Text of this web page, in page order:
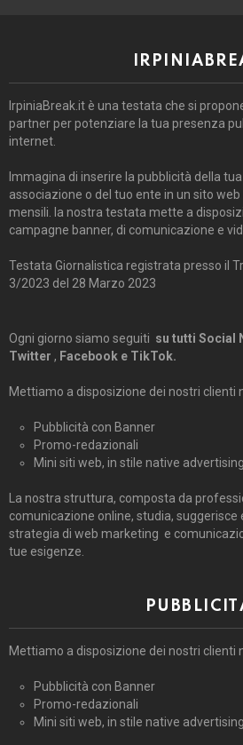
IrpiniaBreak.it è una testata che si
partner per potenziare la tua presenza
internet.
Immagina di inserire la pubblicità della
associazione o del tuo ente in un sito
mensili. la nostra testata mette a
campagne banner, di comunicazione e
Testata Giornalistica registrata presso il
3/2023 del 28 Marzo 2023
Ogni giorno siamo seguiti su tutti Social
Twitter , Facebook e TikTok.
Mettiamo a disposizione dei nostri clienti
Pubblicità con Banner
Promo-redazionali
Mini siti web, in stile native
La nostra struttura, composta da
comunicazione online, studia, suggerisce
strategia di web marketing e
tue esigenze.
Mettiamo a disposizione dei nostri clienti
Pubblicità con Banner
Promo-redazionali
Mini siti web, in stile native